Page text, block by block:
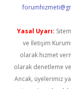
Yasal Uyarı:
ve İletişim
olarak hizmet
olarak denetleme
Ancak, üyelerimiz